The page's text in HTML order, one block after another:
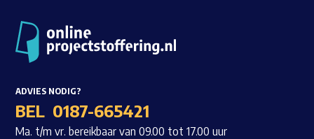
ADVIES NODIG?
BEL 0187-665421
Ma. t/m vr. bereikbaar van 09.00 tot 17.00 uur